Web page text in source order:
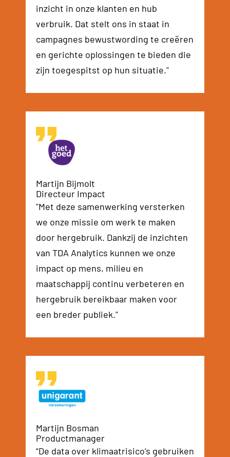
inzicht in onze klanten en hub
verbruik. Dat stelt ons in staat in
campagnes bewustwording te creëren
en gerichte oplossingen te bieden die
zijn toegespitst op hun situatie."
Martijn Bijmolt
Directeur Impact
"Met deze samenwerking versterken
we onze missie om werk te maken
door hergebruik. Dankzij de inzichten
van TDA Analytics kunnen we onze
impact op mens, milieu en
maatschappij continu verbeteren en
hergebruik bereikbaar maken voor
een breder publiek."
Martijn Bosman
Productmanager
“De data over klimaatrisico’s gebruiken